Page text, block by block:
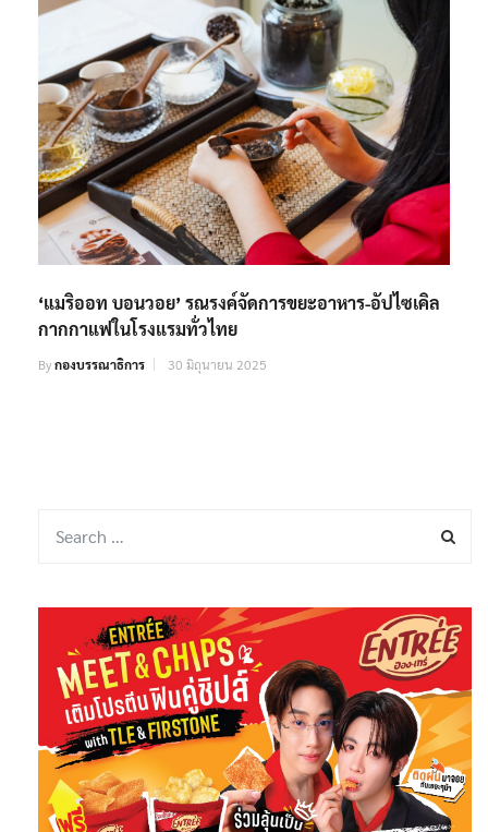
‘แมริออท บอนวอย’ รณรงค์จัดการขยะอาหาร-อัปไซเคิล
กากกาแฟในโรงแรมทั่วไทย
Byกองบรรณาธิการ 30 มิถุนายน 2025